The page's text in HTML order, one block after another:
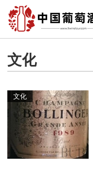
文化
文化